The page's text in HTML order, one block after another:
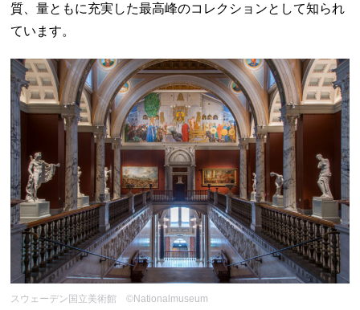
質、量ともに充実した最高峰のコレクションとして知られ
ています。
スウェーデン国立美術館 ©Nationalmuseum